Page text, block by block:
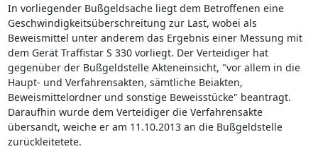
In vorliegender Bußgeldsache liegt dem Betroffenen eine
Geschwindigkeitsüberschreitung zur Last, wobei als
Beweismittel unter anderem das Ergebnis einer Messung mit
dem Gerät Traffistar S 330 vorliegt. Der Verteidiger hat
gegenüber der Bußgeldstelle Akteneinsicht, "vor allem in die
Haupt- und Verfahrensakten, sämtliche Beiakten,
Beweismittelordner und sonstige Beweisstücke" beantragt.
Daraufhin wurde dem Verteidiger die Verfahrensakte
übersandt, weiche er am 11.10.2013 an die Bußgeldstelle
zurückleitetete.